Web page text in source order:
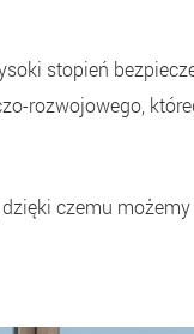
stopień
rozwojowego,
czemu